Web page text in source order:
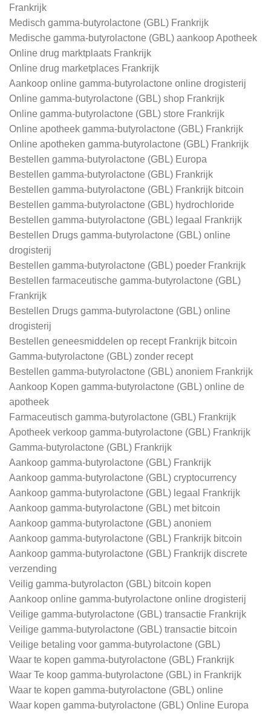
Frankrijk
Medisch gamma-butyrolactone (GBL) Frankrijk
Medische gamma-butyrolactone (GBL) aankoop Apotheek
Online drug marktplaats Frankrijk
Online drug marketplaces Frankrijk
Aankoop online gamma-butyrolactone online drogisterij
Online gamma-butyrolactone (GBL) shop Frankrijk
Online gamma-butyrolactone (GBL) store Frankrijk
Online apotheek gamma-butyrolactone (GBL) Frankrijk
Online apotheken gamma-butyrolactone (GBL) Frankrijk
Bestellen gamma-butyrolactone (GBL) Europa
Bestellen gamma-butyrolactone (GBL) Frankrijk
Bestellen gamma-butyrolactone (GBL) Frankrijk bitcoin
Bestellen gamma-butyrolactone (GBL) hydrochloride
Bestellen gamma-butyrolactone (GBL) legaal Frankrijk
Bestellen Drugs gamma-butyrolactone (GBL) online
drogisterij
Bestellen gamma-butyrolactone (GBL) poeder Frankrijk
Bestellen farmaceutische gamma-butyrolactone (GBL)
Frankrijk
Bestellen Drugs gamma-butyrolactone (GBL) online
drogisterij
Bestellen geneesmiddelen op recept Frankrijk bitcoin
Gamma-butyrolactone (GBL) zonder recept
Bestellen gamma-butyrolactone (GBL) anoniem Frankrijk
Aankoop Kopen gamma-butyrolactone (GBL) online de
apotheek
Farmaceutisch gamma-butyrolactone (GBL) Frankrijk
Apotheek verkoop gamma-butyrolactone (GBL) Frankrijk
Gamma-butyrolactone (GBL) Frankrijk
Aankoop gamma-butyrolactone (GBL) Frankrijk
Aankoop gamma-butyrolactone (GBL) cryptocurrency
Aankoop gamma-butyrolactone (GBL) legaal Frankrijk
Aankoop gamma-butyrolactone (GBL) met bitcoin
Aankoop gamma-butyrolactone (GBL) anoniem
Aankoop gamma-butyrolactone (GBL) Frankrijk bitcoin
Aankoop gamma-butyrolactone (GBL) Frankrijk discrete
verzending
Veilig gamma-butyrolacton (GBL) bitcoin kopen
Aankoop online gamma-butyrolactone online drogisterij
Veilige gamma-butyrolactone (GBL) transactie Frankrijk
Veilige gamma-butyrolactone (GBL) transactie bitcoin
Veilige betaling voor gamma-butyrolactone (GBL)
Waar te kopen gamma-butyrolactone (GBL) Frankrijk
Waar Te koop gamma-butyrolactone (GBL) in Frankrijk
Waar te kopen gamma-butyrolactone (GBL) online
Waar kopen gamma-butyrolactone (GBL) Online Europa